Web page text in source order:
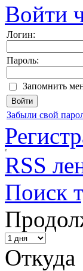
Войти
Логин:
Пароль:
Запомнить
Забыли свой
RSS
Поиск
Откуда